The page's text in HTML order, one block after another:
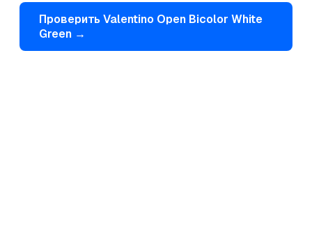
Проверить Valentino Open Bicolor White
Green →